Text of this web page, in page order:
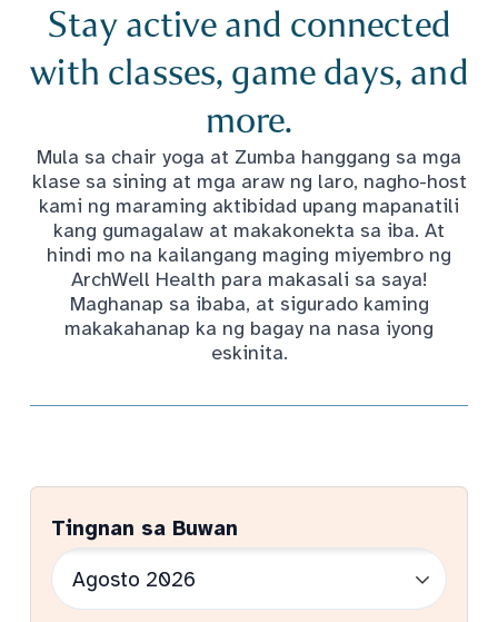
Stay active and connected
with classes, game days, and
more.
Mula sa chair yoga at Zumba hanggang sa mga
klase sa sining at mga araw ng laro, nagho-host
kami ng maraming aktibidad upang mapanatili
kang gumagalaw at makakonekta sa iba. At
hindi mo na kailangang maging miyembro ng
ArchWell Health para makasali sa saya!
Maghanap sa ibaba, at sigurado kaming
makakahanap ka ng bagay na nasa iyong
eskinita.
Tingnan sa Buwan